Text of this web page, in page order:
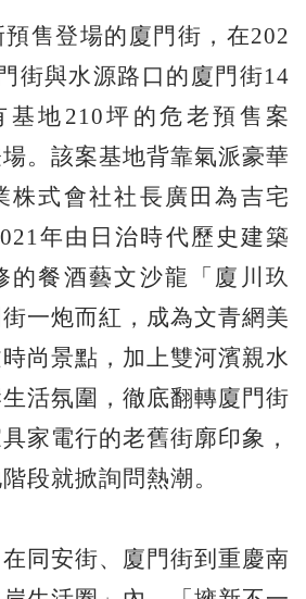
售登場的廈門街，在202
街與水源路口的廈門街14
基地210坪的危老預售案
場。該案基地背靠氣派豪華
株式會社社長廣田為吉宅
年由日治時代歷史建築
的餐酒藝文沙龍「廈川玖
一炮而紅，成為文青網美
尚景點，加上雙河濱親水
活氛圍，徹底翻轉廈門街
家電行的老舊街廓印象，
段就掀詢問熱潮。
同安街、廈門街到重慶南